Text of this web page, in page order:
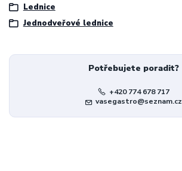
Lednice
Jednodveřové lednice
Potřebujete poradit?
+420 774 678 717
vasegastro@seznam.cz